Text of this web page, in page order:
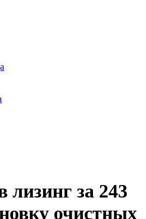
за 243
очистных